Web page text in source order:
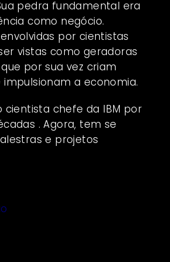
pedra fundamental era
como negócio.
por cientistas
vistas como geradoras
por sua vez criam
impulsionam a economia.
cientista chefe da IBM por
. Agora, tem se
e projetos